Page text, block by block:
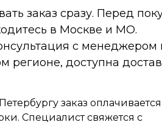
заказ сразу. Перед
в Москве и МО.
с
регионе, доступна
заказ оплачивается
Специалист свяжется с